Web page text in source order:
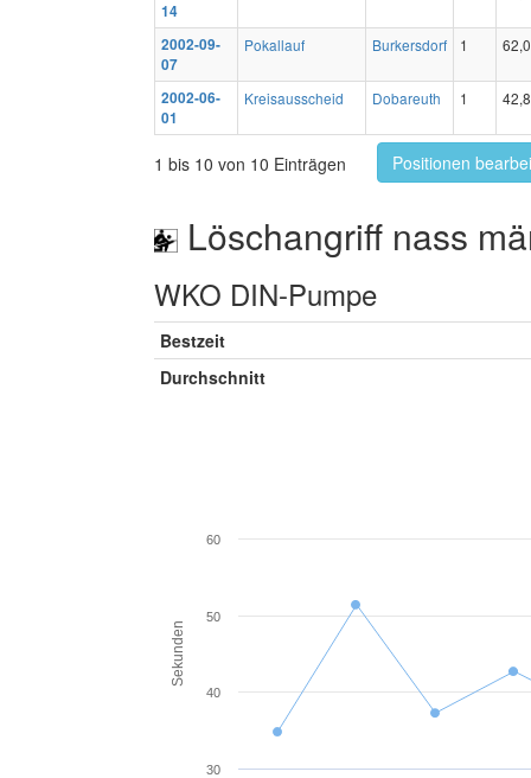
14
2002-09-
07
Pokallauf Burkersdorf 1
2002-06-
01
Kreisausscheid Dobareuth 1
1 bis 10 von 10 Einträgen Positionen
Löschangriff nass
WKO DIN-Pumpe
Bestzeit
Durchschnitt
Sekunden
30
40
50
60